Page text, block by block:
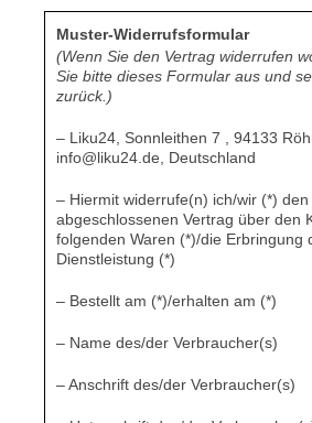
Muster-Widerrufsformular
(Wenn Sie den Vertrag widerrufen
Sie bitte dieses Formular aus und
zurück.)
– Liku24, Sonnleithen 7 , 94133
info@liku24.de, Deutschland
– Hiermit widerrufe(n) ich/wir (*)
abgeschlossenen Vertrag über den
folgenden Waren (*)/die Erbringung
Dienstleistung (*)
– Bestellt am (*)/erhalten am (*)
– Name des/der Verbraucher(s)
– Anschrift des/der Verbraucher(s)